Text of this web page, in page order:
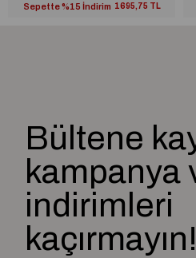
Sepette %15 İndirim 1695,75 TL
Bültene
kampanya
indirimleri
kaçırmayın!